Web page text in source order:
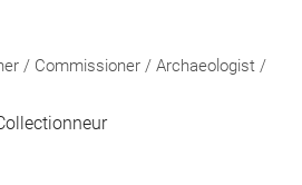
/ Commissioner / Archaeologist /